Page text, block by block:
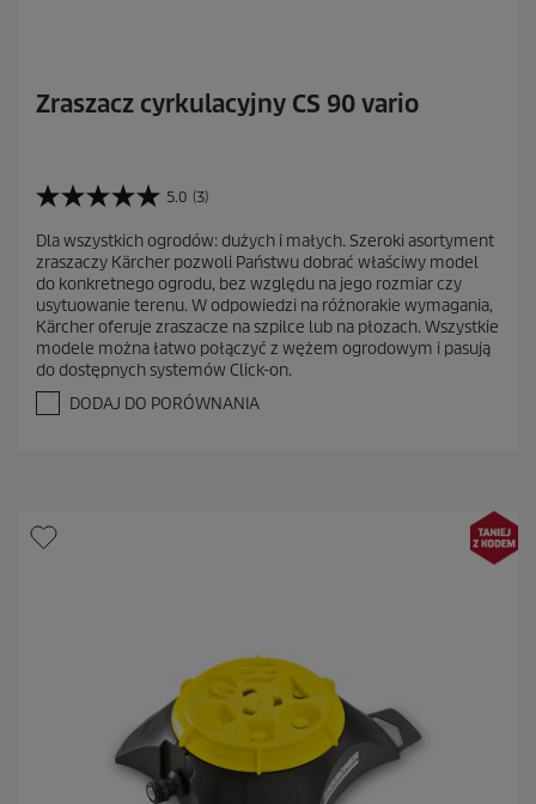
Zraszacz cyrkulacyjny CS 90 vario
5.0 (3)
5
0
n
a
5
g
w
i
z
3
R
Dla wszystkich ogrodów: dużych i małych. Szeroki asortyment
zraszaczy Kärcher pozwoli Państwu dobrać właściwy model
do konkretnego ogrodu, bez względu na jego rozmiar czy
usytuowanie terenu. W odpowiedzi na różnorakie wymagania,
Kärcher oferuje zraszacze na szpilce lub na płozach. Wszystkie
modele można łatwo połączyć z wężem ogrodowym i pasują
do dostępnych systemów Click-on.
DODAJ DO PORÓWNANIA